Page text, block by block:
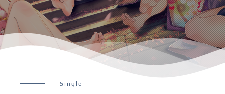
Single